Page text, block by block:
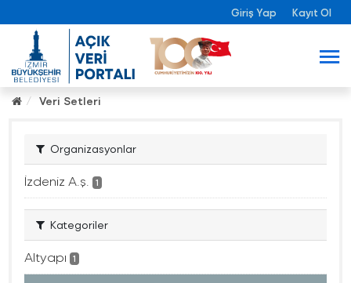
Giriş Yap Kayıt Ol
Veri Setleri
Organizasyonlar
İzdeniz A.ş. 1
Kategoriler
Altyapı 1